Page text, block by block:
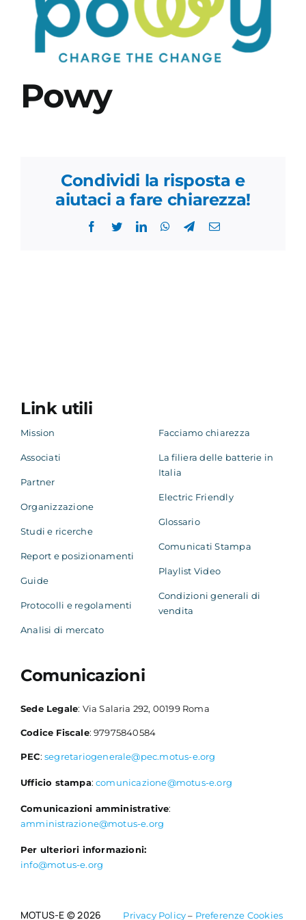
Academy
Powy
Condividi la risposta e
aiutaci a fare chiarezza!
Facebook
TwitterLinkedInWhatsApp
TelegramEmail
Link utili
Mission
Associati
Partner
Organizzazione
Studi e ricerche
Report e posizionamenti
Guide
Protocolli e regolamenti
Analisi di mercato
Facciamo chiarezza
La filiera delle batterie in
Italia
Electric Friendly
Glossario
Comunicati Stampa
Playlist Video
Condizioni generali di
vendita
Comunicazioni
Sede Legale: Via Salaria 292, 00199 Roma
Codice Fiscale: 97975840584
PEC: segretariogenerale@pec.motus-e.org
Ufficio stampa:comunicazione@motus-e.org
Comunicazioni amministrative:
amministrazione@motus-e.org
Per ulteriori informazioni:
info@motus-e.org
MOTUS-E © 2026 Privacy Policy– Preferenze Cookies